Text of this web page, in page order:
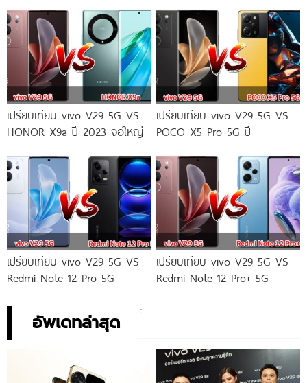
เปรียบเทียบ vivo V29 5G VS
HONOR X9a ปี 2023 จอใหญ่
เปรียบเทียบ vivo V29 5G VS
POCO X5 Pro 5G ปี
เปรียบเทียบ vivo V29 5G VS
Redmi Note 12 Pro 5G
เปรียบเทียบ vivo V29 5G VS
Redmi Note 12 Pro+ 5G
อัพเดทล่าสุด